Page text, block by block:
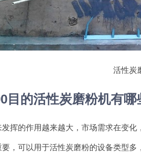
活性炭
目的活性炭磨粉机有哪
发挥的作用越来越大，市场需求在变
，可以用于活性炭磨粉的设备类型